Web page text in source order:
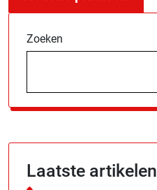
Zoeken
Laatste artikelen